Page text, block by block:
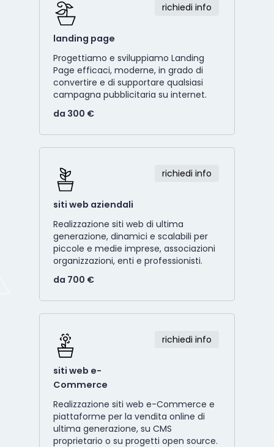
landing page
Progettiamo e sviluppiamo Landing
Page efficaci, moderne, in grado di
convertire e di supportare qualsiasi
campagna pubblicitaria su internet.
da 300 €
richiedi info
siti web aziendali
Realizzazione siti web di ultima
generazione, dinamici e scalabili per
piccole e medie imprese, associazioni
organizzazioni, enti e professionisti.
da 700 €
richiedi info
siti web e-
Commerce
Realizzazione siti web e-Commerce e
piattaforme per la vendita online di
ultima generazione, su CMS
proprietario o su progetti open source.
richiedi info